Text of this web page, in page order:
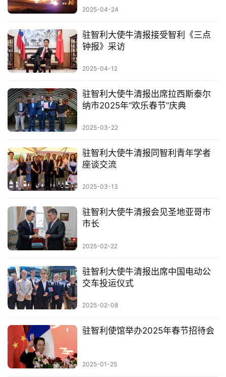
2025-04-24
驻智利大使牛清报接受智利《三点
钟报》采访
2025-04-12
驻智利大使牛清报出席拉西斯泰尔
纳市2025年“欢乐春节”庆典
2025-03-22
驻智利大使牛清报同智利青年学者
座谈交流
2025-03-13
驻智利大使牛清报会见圣地亚哥市
市长
2025-02-22
驻智利大使牛清报出席中国电动公
交车投运仪式
2025-02-08
驻智利使馆举办2025年春节招待会
2025-01-25